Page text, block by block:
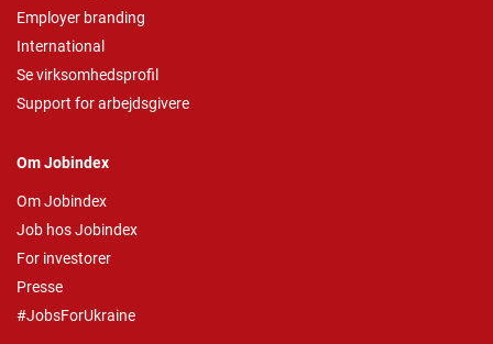
Employer branding
International
Se virksomhedsprofil
Support for arbejdsgivere
Om Jobindex
Om Jobindex
Job hos Jobindex
For investorer
Presse
#JobsForUkraine